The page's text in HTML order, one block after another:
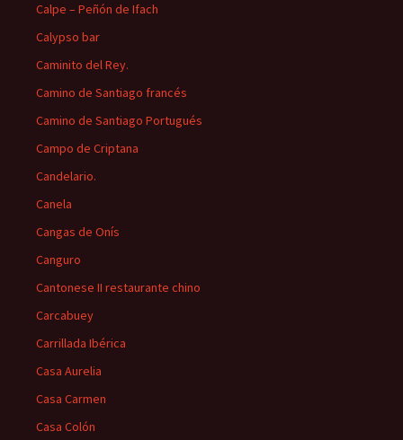
Calpe – Peñón de Ifach
Calypso bar
Caminito del Rey.
Camino de Santiago francés
Camino de Santiago Portugués
Campo de Criptana
Candelario.
Canela
Cangas de Onís
Canguro
Cantonese II restaurante chino
Carcabuey
Carrillada Ibérica
Casa Aurelia
Casa Carmen
Casa Colón